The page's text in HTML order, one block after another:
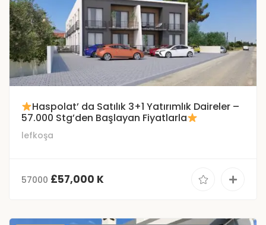
Haspolat’ da Satılık 3+1 Yatırımlık Daireler –
57.000 Stg’den Başlayan Fiyatlarla
lefkoşa
57000 £57,000 K